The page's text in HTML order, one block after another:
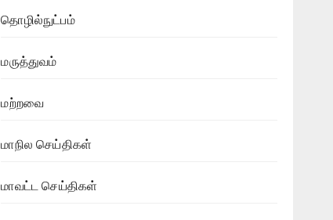
தொழில்நுட்பம்
மருத்துவம்
மற்றவை
மாநில செய்திகள்
மாவட்ட செய்திகள்